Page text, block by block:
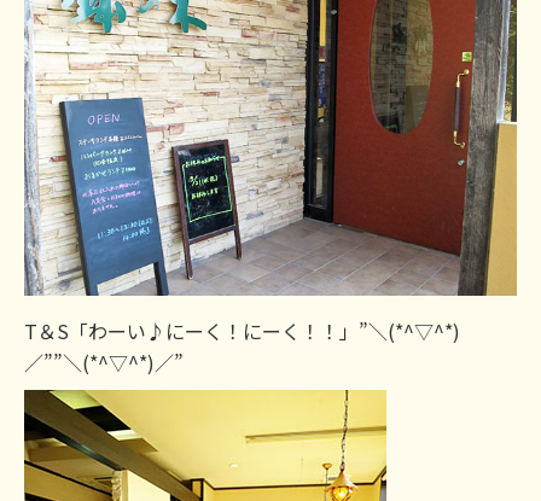
T＆S「わーい♪にーく！にーく！！」”＼(*^▽^*)
／””＼(*^▽^*)／”